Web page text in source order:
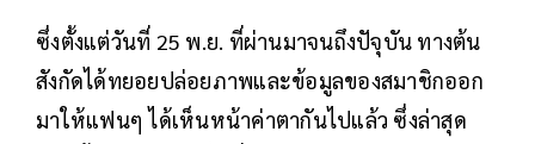
ซึ่งตั้งแต่วันที่ 25 พ.ย. ที่ผ่านมาจนถึงปัจุบัน ทางต้น
สังกัดได้ทยอยปล่อยภาพและข้อมูลของสมาชิกออก
มาให้แฟนๆ ได้เห็นหน้าค่าตากันไปแล้ว ซึ่งล่าสุด